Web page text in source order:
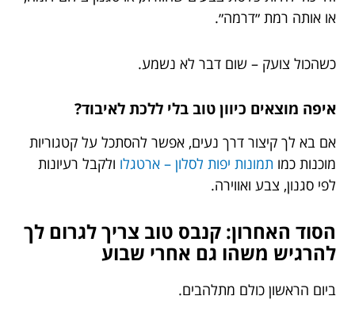
או אותה רמת ״דרמה״.
כשהכול צועק – שום דבר לא נשמע.
איפה מוצאים כיוון טוב בלי ללכת לאיבוד?
אם בא לך קיצור דרך נעים, אפשר להסתכל על קטגוריות
מוכנות כמו תמונות יפות לסלון – ארטגלו ולקבל רעיונות
לפי סגנון, צבע ואווירה.
הסוד האחרון: קנבס טוב צריך לגרום לך
להרגיש משהו גם אחרי שבוע
ביום הראשון כולם מתלהבים.